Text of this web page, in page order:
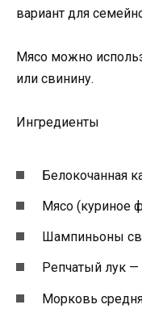
вариант для
Мясо можно
или свинину.
Ингредиенты
Белокочанная
Мясо (куриное
Шампиньоны
Репчатый лук —
Морковь